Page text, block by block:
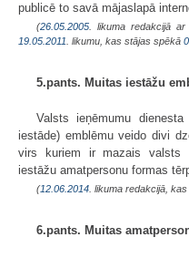
publicē to savā mājaslapā
(26.05.2005. likuma redakcijā
19.05.2011. likumu, kas stājas spēkā
5.pants. Muitas iestāžu
Valsts ieņēmumu
iestāde) emblēmu veido divi
virs kuriem ir mazais valsts
iestāžu amatpersonu formas
(12.06.2014. likuma redakcijā,
6.pants. Muitas